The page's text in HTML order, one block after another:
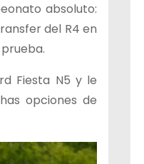
absoluto:
del R4 en
Fiesta N5 y le
opciones de